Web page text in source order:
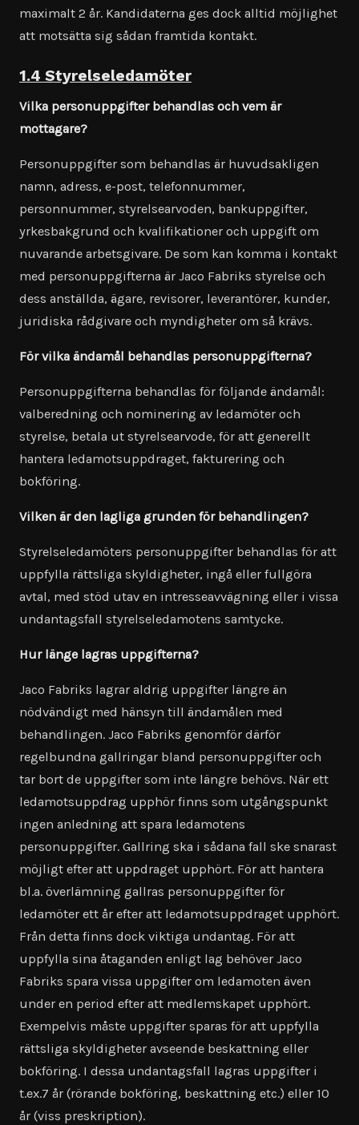
maximalt 2 år. Kandidaterna ges dock alltid möjlighet
att motsätta sig sådan framtida kontakt.
1.4 Styrelseledamöter
Vilka personuppgifter behandlas och vem är
mottagare?
Personuppgifter som behandlas är huvudsakligen
namn, adress, e-post, telefonnummer,
personnummer, styrelsearvoden, bankuppgifter,
yrkesbakgrund och kvalifikationer och uppgift om
nuvarande arbetsgivare. De som kan komma i kontakt
med personuppgifterna är Jaco Fabriks styrelse och
dess anställda, ägare, revisorer, leverantörer, kunder,
juridiska rådgivare och myndigheter om så krävs.
För vilka ändamål behandlas personuppgifterna?
Personuppgifterna behandlas för följande ändamål:
valberedning och nominering av ledamöter och
styrelse, betala ut styrelsearvode, för att generellt
hantera ledamotsuppdraget, fakturering och
bokföring.
Vilken är den lagliga grunden för behandlingen?
Styrelseledamöters personuppgifter behandlas för att
uppfylla rättsliga skyldigheter, ingå eller fullgöra
avtal, med stöd utav en intresseavvägning eller i vissa
undantagsfall styrelseledamotens samtycke.
Hur länge lagras uppgifterna?
Jaco Fabriks lagrar aldrig uppgifter längre än
nödvändigt med hänsyn till ändamålen med
behandlingen. Jaco Fabriks genomför därför
regelbundna gallringar bland personuppgifter och
tar bort de uppgifter som inte längre behövs. När ett
ledamotsuppdrag upphör finns som utgångspunkt
ingen anledning att spara ledamotens
personuppgifter. Gallring ska i sådana fall ske snarast
möjligt efter att uppdraget upphört. För att hantera
bl.a. överlämning gallras personuppgifter för
ledamöter ett år efter att ledamotsuppdraget upphört.
Från detta finns dock viktiga undantag. För att
uppfylla sina åtaganden enligt lag behöver Jaco
Fabriks spara vissa uppgifter om ledamoten även
under en period efter att medlemskapet upphört.
Exempelvis måste uppgifter sparas för att uppfylla
rättsliga skyldigheter avseende beskattning eller
bokföring. I dessa undantagsfall lagras uppgifter i
t.ex.7 år (rörande bokföring, beskattning etc.) eller 10
år (viss preskription).